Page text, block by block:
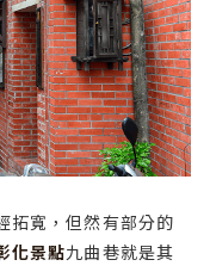
拓寬，但然有部分的
化景點九曲巷就是其